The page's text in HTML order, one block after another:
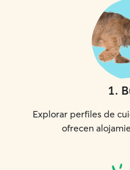
1.
Explorar perfiles de
ofrecen